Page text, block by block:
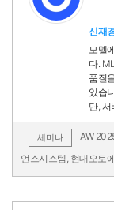
신재
모델
다.
품질
있습
단,
세미나
AW
언스시스템, 현대오토